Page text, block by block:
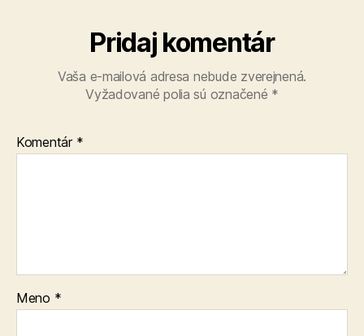
Pridaj komentár
Vaša e-mailová adresa nebude zverejnená.
Vyžadované polia sú označené *
Komentár *
Meno *